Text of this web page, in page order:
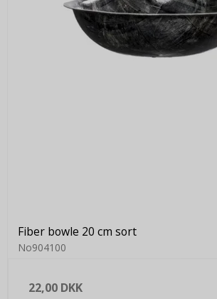
Fiber bowle 20 cm sort
No904100
22,00 DKK